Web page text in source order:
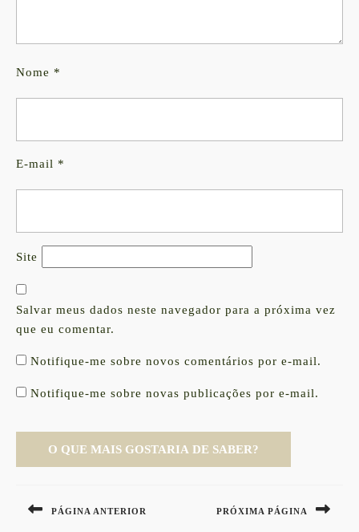
Nome *
E-mail *
Site
Salvar meus dados neste navegador para a próxima vez
que eu comentar.
Notifique-me sobre novos comentários por e-mail.
Notifique-me sobre novas publicações por e-mail.
de
PÁGINA ANTERIOR PRÓXIMA PÁGINA